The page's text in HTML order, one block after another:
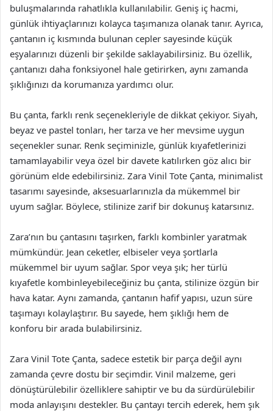
buluşmalarında rahatlıkla kullanılabilir. Geniş iç hacmi,
günlük ihtiyaçlarınızı kolayca taşımanıza olanak tanır. Ayrıca,
çantanın iç kısmında bulunan cepler sayesinde küçük
eşyalarınızı düzenli bir şekilde saklayabilirsiniz. Bu özellik,
çantanızı daha fonksiyonel hale getirirken, aynı zamanda
şıklığınızı da korumanıza yardımcı olur.
Bu çanta, farklı renk seçenekleriyle de dikkat çekiyor. Siyah,
beyaz ve pastel tonları, her tarza ve her mevsime uygun
seçenekler sunar. Renk seçiminizle, günlük kıyafetlerinizi
tamamlayabilir veya özel bir davete katılırken göz alıcı bir
görünüm elde edebilirsiniz. Zara Vinil Tote Çanta, minimalist
tasarımı sayesinde, aksesuarlarınızla da mükemmel bir
uyum sağlar. Böylece, stilinize zarif bir dokunuş katarsınız.
Zara’nın bu çantasını taşırken, farklı kombinler yaratmak
mümkündür. Jean ceketler, elbiseler veya şortlarla
mükemmel bir uyum sağlar. Spor veya şık; her türlü
kıyafetle kombinleyebileceğiniz bu çanta, stilinize özgün bir
hava katar. Aynı zamanda, çantanın hafif yapısı, uzun süre
taşımayı kolaylaştırır. Bu sayede, hem şıklığı hem de
konforu bir arada bulabilirsiniz.
Zara Vinil Tote Çanta, sadece estetik bir parça değil aynı
zamanda çevre dostu bir seçimdir. Vinil malzeme, geri
dönüştürülebilir özelliklere sahiptir ve bu da sürdürülebilir
moda anlayışını destekler. Bu çantayı tercih ederek, hem şık